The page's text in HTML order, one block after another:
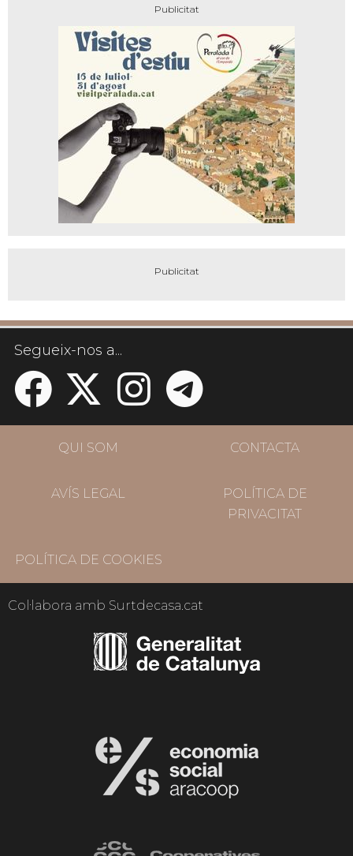
Segueix-nos a...
QUI SOM CONTACTA
AVÍS LEGAL
POLÍTICA DE
PRIVACITAT
POLÍTICA DE COOKIES
Col·labora amb Surtdecasa.cat